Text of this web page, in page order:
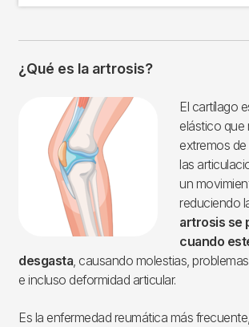
¿Qué es la artrosis?
El cartílago
elástico que
extremos
las
un
reduciendo
artrosis se
cuando
desgasta , causando molestias,
e incluso deformidad articular.
Es la enfermedad reumática más